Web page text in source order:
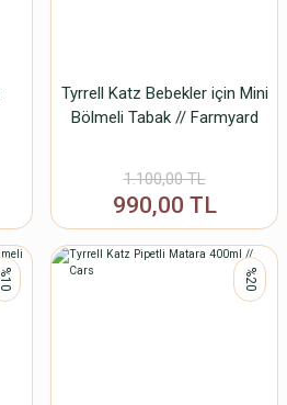
Tyrrell Katz Bebekler için Mini
Bölmeli Tabak // Farmyard
1.100,00 TL
990,00 TL
%10 %20